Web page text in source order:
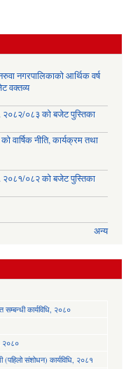
नगरपालिकाको आर्थिक वर्ष
वक्तव्य
०८३ को बजेट पुस्तिका
वार्षिक नीति, कार्यक्रम तथा
०८२ को बजेट पुस्तिका
अन्य
सम्बन्धी कार्यविधि, २०८०
२०८०
(पहिलो संशोधन) कार्यविधि, २०८१